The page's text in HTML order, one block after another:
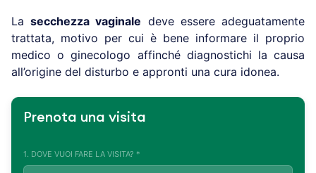
Lasecchezza vaginale deve essere adeguatamente
trattata, motivo per cui è bene informare il proprio
medico o ginecologo affinché diagnostichi la causa
all’origine del disturbo e appronti una cura idonea.
Prenota una visita
1. DOVE VUOI FARE LA VISITA? *